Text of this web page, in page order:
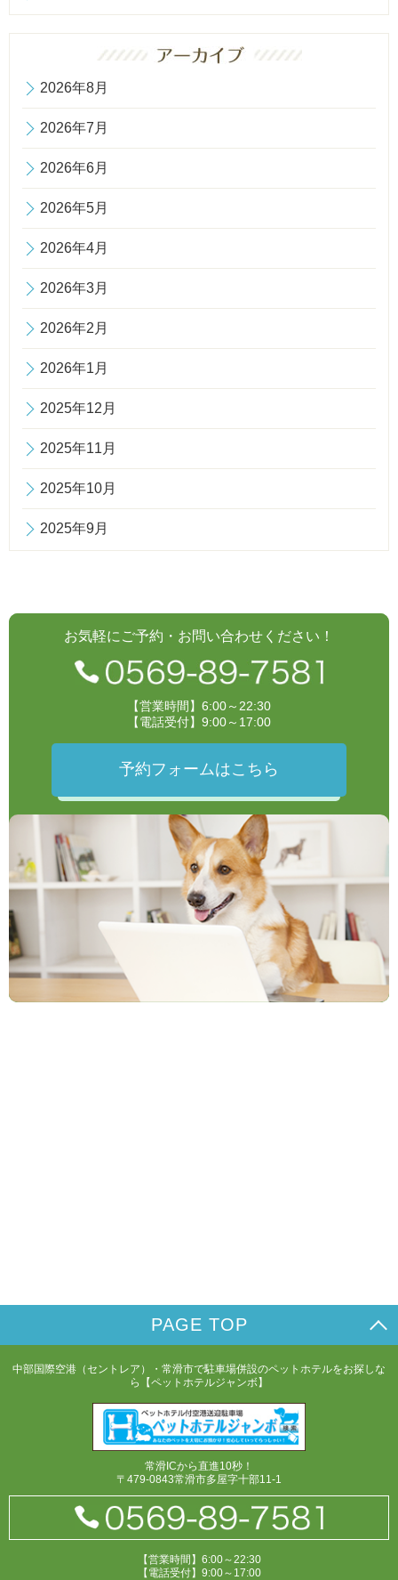
2026年8月
2026年7月
2026年6月
2026年5月
2026年4月
2026年3月
2026年2月
2026年1月
2025年12月
2025年11月
2025年10月
2025年9月
お気軽にご予約・お問い合わせください！
【営業時間】6:00～22:30
【電話受付】9:00～17:00
予約フォームはこちら
PAGE TOP
中部国際空港（セントレア）・常滑市で駐車場併設のペットホテルをお探しな
ら【ペットホテルジャンボ】
常滑ICから直進10秒！
〒479-0843常滑市多屋字十部11-1
【営業時間】6:00～22:30
【電話受付】9:00～17:00